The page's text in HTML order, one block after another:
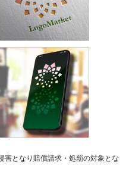
害となり賠償請求・処罰の対象とな